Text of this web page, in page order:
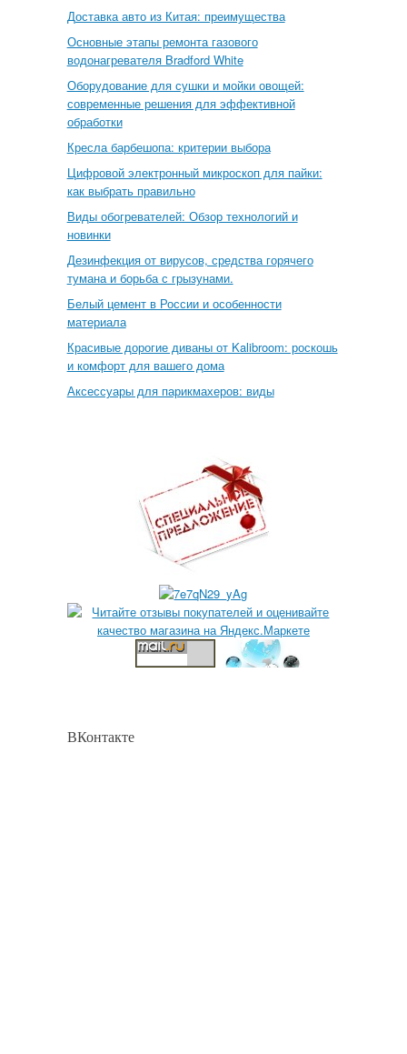
Доставка авто из Китая: преимущества
Основные этапы ремонта газового
водонагревателя Bradford White
Оборудование для сушки и мойки овощей:
современные решения для эффективной
обработки
Кресла барбешопа: критерии выбора
Цифровой электронный микроскоп для пайки:
как выбрать правильно
Виды обогревателей: Обзор технологий и
новинки
Дезинфекция от вирусов, средства горячего
тумана и борьба с грызунами.
Белый цемент в России и особенности
материала
Красивые дорогие диваны от Kalibroom: роскошь
и комфорт для вашего дома
Аксессуары для парикмахеров: виды
ВКонтакте